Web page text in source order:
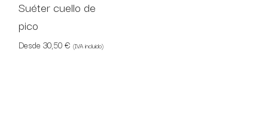
Suéter cuello de
pico
Desde 30,50€ (IVA incluido)